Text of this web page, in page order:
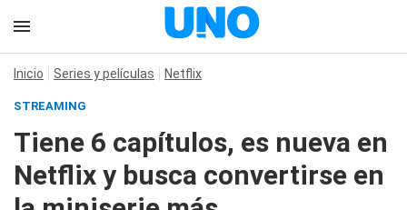
Inicio Series y películas Netflix
STREAMING
Tiene 6 capítulos, es nueva en
Netflix y busca convertirse en